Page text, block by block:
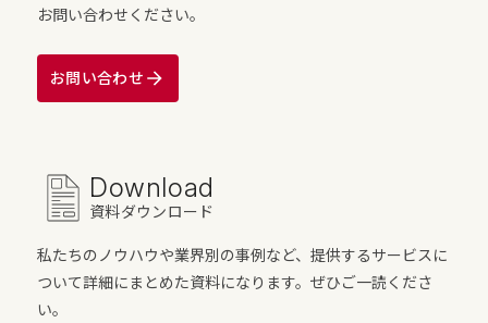
お問い合わせください。
お問い合わせ
Download
資料ダウンロード
私たちのノウハウや業界別の事例など、提供するサービスに
ついて詳細にまとめた資料になります。ぜひご一読くださ
い。